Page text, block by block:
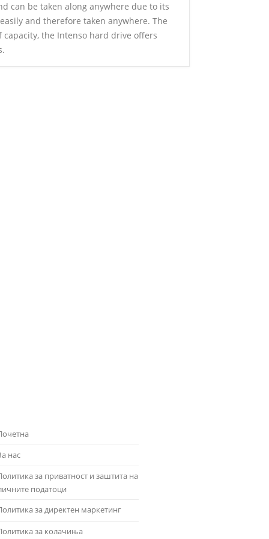
can be taken along anywhere due to its
and therefore taken anywhere. The
capacity, the Intenso hard drive offers
нас
за приватност и заштита на
податоци
за директен маркетинг
за колачиња